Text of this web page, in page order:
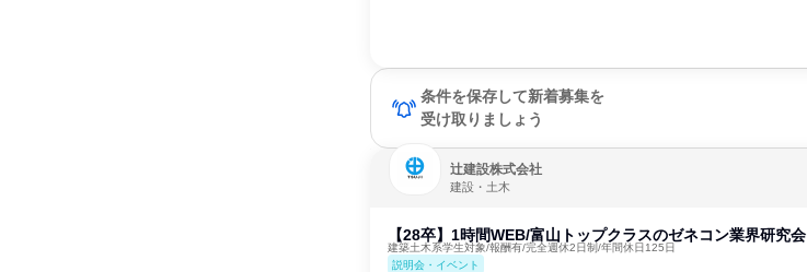
条件を保存して新着募集を
受け取りましょう
辻建設株式会社
建設・土木
【28卒】1時間WEB/富山トップクラスのゼネコン業界研究会
建築土木系学生対象/報酬有/完全週休2日制/年間休日125日
説明会・イベント